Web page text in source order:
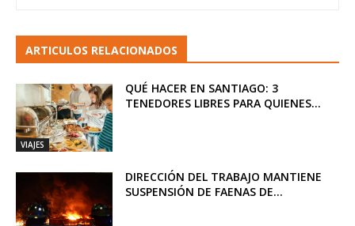
ARTICULOS RELACIONADOS
VIAJES
QUÉ HACER EN SANTIAGO: 3
TENEDORES LIBRES PARA QUIENES...
DIRECCIÓN DEL TRABAJO MANTIENE
SUSPENSIÓN DE FAENAS DE...